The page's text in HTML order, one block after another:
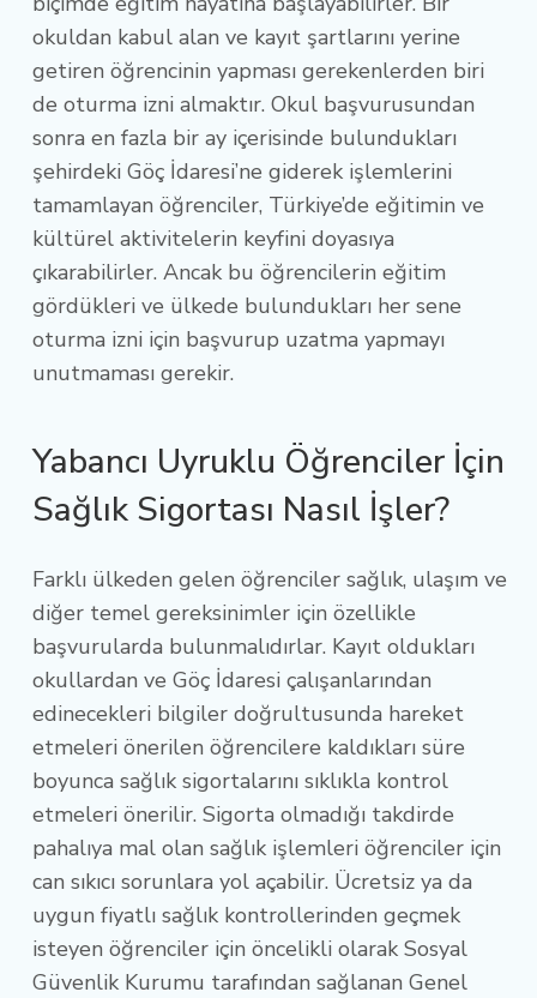
okuldan kabul alan ve kayıt şartlarını yerine
getiren öğrencinin yapması gerekenlerden biri
de oturma izni almaktır. Okul başvurusundan
sonra en fazla bir ay içerisinde bulundukları
şehirdeki Göç İdaresi’ne giderek işlemlerini
tamamlayan öğrenciler, Türkiye’de eğitimin ve
kültürel aktivitelerin keyfini doyasıya
çıkarabilirler. Ancak bu öğrencilerin eğitim
gördükleri ve ülkede bulundukları her sene
oturma izni için başvurup uzatma yapmayı
unutmaması gerekir.
Yabancı Uyruklu Öğrenciler İçin
Sağlık Sigortası Nasıl İşler?
Farklı ülkeden gelen öğrenciler sağlık, ulaşım ve
diğer temel gereksinimler için özellikle
başvurularda bulunmalıdırlar. Kayıt oldukları
okullardan ve Göç İdaresi çalışanlarından
edinecekleri bilgiler doğrultusunda hareket
etmeleri önerilen öğrencilere kaldıkları süre
boyunca sağlık sigortalarını sıklıkla kontrol
etmeleri önerilir. Sigorta olmadığı takdirde
pahalıya mal olan sağlık işlemleri öğrenciler için
can sıkıcı sorunlara yol açabilir. Ücretsiz ya da
uygun fiyatlı sağlık kontrollerinden geçmek
isteyen öğrenciler için öncelikli olarak Sosyal
Güvenlik Kurumu tarafından sağlanan Genel